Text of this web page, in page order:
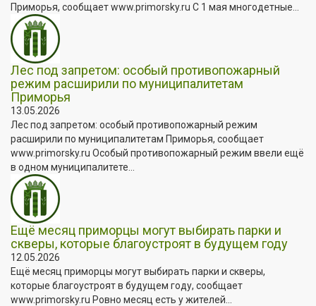
Приморья, сообщает www.primorsky.ru С 1 мая многодетные...
Лес под запретом: особый противопожарный
режим расширили по муниципалитетам
Приморья
13.05.2026
Лес под запретом: особый противопожарный режим
расширили по муниципалитетам Приморья, сообщает
www.primorsky.ru Особый противопожарный режим ввели ещё
в одном муниципалитете...
Ещё месяц приморцы могут выбирать парки и
скверы, которые благоустроят в будущем году
12.05.2026
Ещё месяц приморцы могут выбирать парки и скверы,
которые благоустроят в будущем году, сообщает
www.primorsky.ru Ровно месяц есть у жителей...